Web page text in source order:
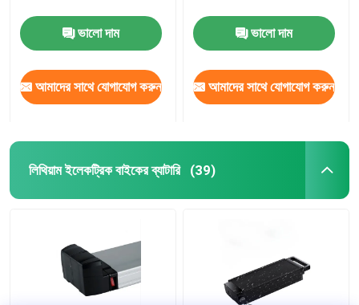
ভালো দাম
আমাদের সাথে যোগাযোগ করুন
ভালো দাম
আমাদের সাথে যোগাযোগ করুন
লিথিয়াম ইলেকট্রিক বাইকের ব্যাটারি (39)